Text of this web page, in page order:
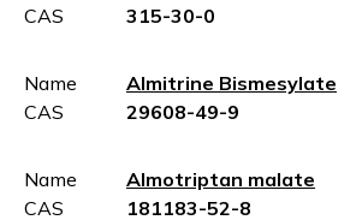
CAS
315-30-0
Name
Almitrine Bismesylate
CAS
29608-49-9
Name
Almotriptan malate
CAS
181183-52-8